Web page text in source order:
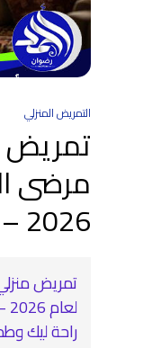
التمريض المنزلي
تمريض
مرضى
2026 – 2027
تمريض
راحة ليك